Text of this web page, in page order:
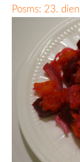
Posms: 23.